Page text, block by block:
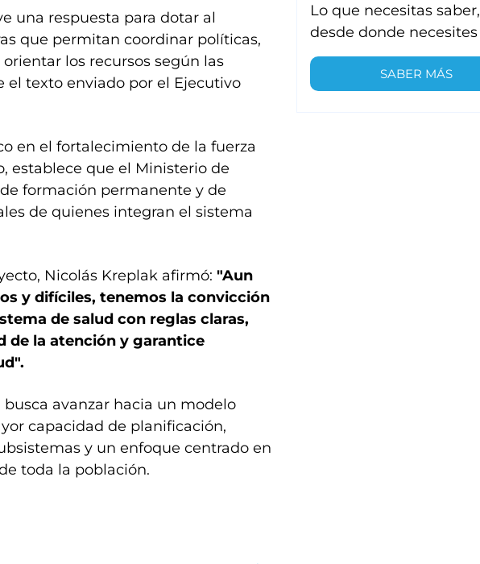
una respuesta para dotar al
que permitan coordinar políticas,
los recursos según las
el texto enviado por el Ejecutivo
en el fortalecimiento de la fuerza
establece que el Ministerio de
formación permanente y de
de quienes integran el sistema
Nicolás Kreplak afirmó: "Aun
y difíciles, tenemos la convicción
de salud con reglas claras,
de la atención y garantice
avanzar hacia un modelo
capacidad de planificación,
y un enfoque centrado en
toda la población.
Lo que necesitas saber,
desde donde necesites
SABER MÁS